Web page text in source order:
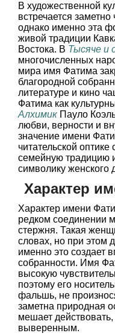
В художественной
встречается
однако именно эта
живой традиции
Востока. В Тысяче и
многочисленных
мира имя Фатима
благородной
литературе и кино
Фатима как
Алхимик Пауло
любви, верности и
значение имени
читательской
семейную традицию
символику женского
Характер
Характер имени
редком соединении
стержня. Такая
словах, но при этом
именно это создает
собранности. Имя
высокую
поэтому его
фальшь, не
заметна природная
мешает
выверенным.